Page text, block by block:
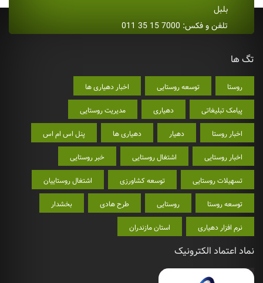
بلبل
تلفن و فکس: 7000 15 35 011
تگ ها
روستا توسعه روستایی اخبار دهیاری ها
پیامک تبلیغاتی دهیاری مدیریت روستایی
اخبار روستا دهیار دهیاری ها پنل اس ام اس
اخبار روستایی اشتغال روستایی خبر روستایی
تسهیلات روستایی توسعه کشاورزی اشتغال روستاییان
توسعه روستا روستایی طرح هادی بخشدار
نرم افزار دهیاری استان مازندران
نماد اعتماد الکترونیک